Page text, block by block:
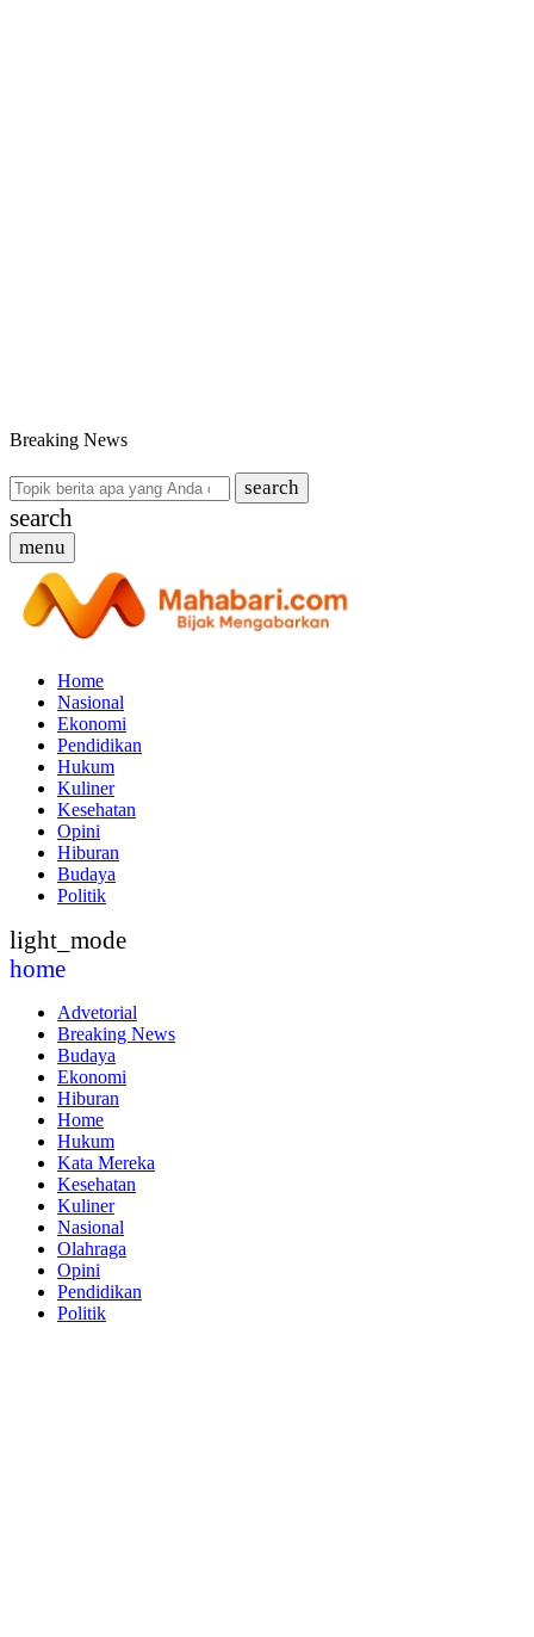
Breaking News
search
search
menu
Home
Nasional
Ekonomi
Pendidikan
Hukum
Kuliner
Kesehatan
Opini
Hiburan
Budaya
Politik
light_mode
home
Advetorial
Breaking News
Budaya
Ekonomi
Hiburan
Home
Hukum
Kata Mereka
Kesehatan
Kuliner
Nasional
Olahraga
Opini
Pendidikan
Politik